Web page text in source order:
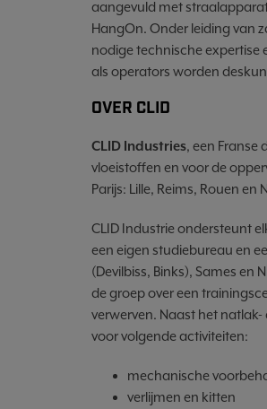
aangevuld met
HangOn. Onder leiding van
nodige technische expertise
als operators worden
OVER CLID
CLID Industries, een Franse
vloeistoffen en voor de
Parijs: Lille, Reims, Rouen en
CLID Industrie ondersteunt
een eigen studiebureau en
(Devilbiss, Binks), Sames en
de groep over een
verwerven. Naast het
voor volgende activiteiten:
mechanische
verlijmen en kitten